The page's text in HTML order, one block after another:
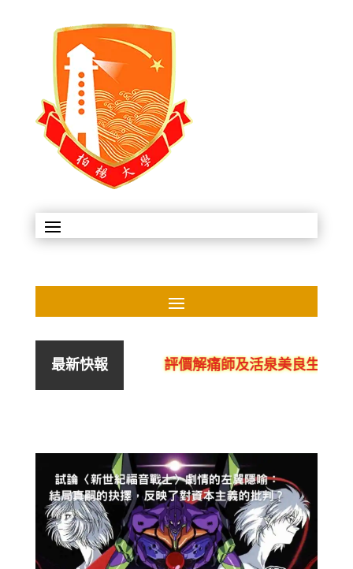
最新快報 評價解痛師及活泉美良生館的